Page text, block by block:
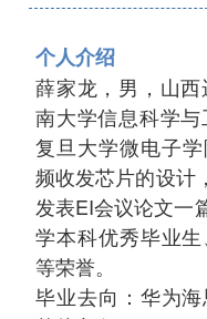
个人介绍
薛家龙，男，山西
南大学信息科学与
复旦大学微电子
频收发芯片的设计
发表EI会议论文一
学本科优秀毕业
等荣誉。
毕业去向：华为